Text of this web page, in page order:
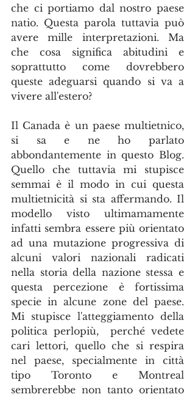
che ci portiamo dal nostro paese
natio. Questa parola tuttavia può
avere mille interpretazioni. Ma
che cosa significa abitudini e
soprattutto come dovrebbero
queste adeguarsi quando si va a
vivere all'estero?
Il Canada è un paese multietnico,
si sa e ne ho parlato
abbondantemente in questo Blog.
Quello che tuttavia mi stupisce
semmai è il modo in cui questa
multietnicità si sta affermando. Il
modello visto ultimamamente
infatti sembra essere più orientato
ad una mutazione progressiva di
alcuni valori nazionali radicati
nella storia della nazione stessa e
questa percezione è fortissima
specie in alcune zone del paese.
Mi stupisce l'atteggiamento della
politica perlopiù,  perché vedete
cari lettori, quello che si respira
nel paese, specialmente in città
tipo Toronto e Montreal
sembrerebbe non tanto orientato